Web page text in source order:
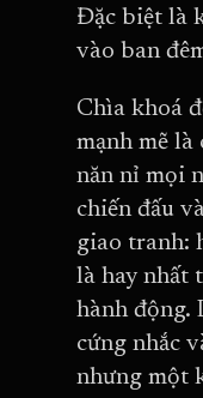
Đặc biệt là
vào ban
Chìa khoá
mạnh mẽ
năn nỉ mọi
chiến đấu
giao tranh:
là hay nhất
hành động.
cứng nhắc
nhưng một